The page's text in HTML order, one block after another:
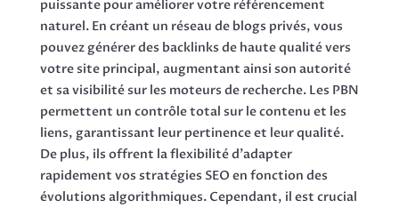
puissante pour améliorer votre référencement
naturel. En créant un réseau de blogs privés, vous
pouvez générer des backlinks de haute qualité vers
votre site principal, augmentant ainsi son autorité
et sa visibilité sur les moteurs de recherche. Les PBN
permettent un contrôle total sur le contenu et les
liens, garantissant leur pertinence et leur qualité.
De plus, ils offrent la flexibilité d’adapter
rapidement vos stratégies SEO en fonction des
évolutions algorithmiques. Cependant, il est crucial